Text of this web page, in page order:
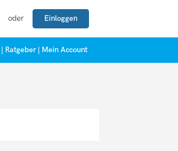
oder Einloggen
Ratgeber Mein Account